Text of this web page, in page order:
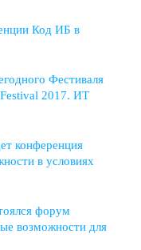
Код ИБ в
Фестиваля
2017. ИТ
конференция
в условиях
форум
возможности для